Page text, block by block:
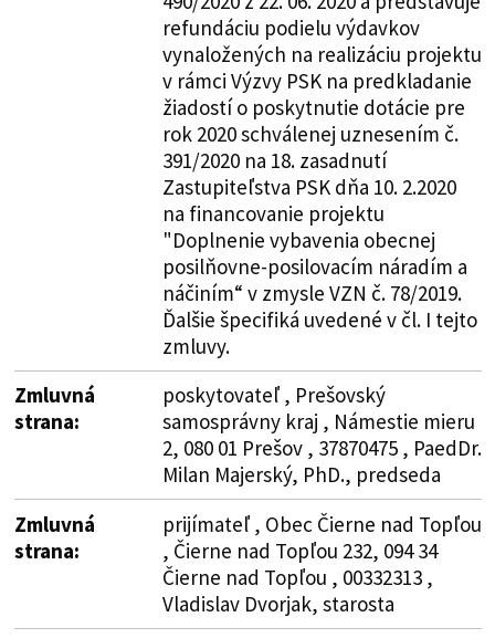
refundáciu podielu výdavkov
vynaložených na realizáciu projektu
v rámci Výzvy PSK na predkladanie
žiadostí o poskytnutie dotácie pre
rok 2020 schválenej uznesením č.
391/2020 na 18. zasadnutí
Zastupiteľstva PSK dňa 10. 2.2020
na financovanie projektu
"Doplnenie vybavenia obecnej
posilňovne-posilovacím náradím a
náčiním“ v zmysle VZN č. 78/2019.
Ďalšie špecifiká uvedené v čl. I tejto
zmluvy.
Zmluvná
strana:
poskytovateľ , Prešovský
samosprávny kraj , Námestie mieru
2, 080 01 Prešov , 37870475 , PaedDr.
Milan Majerský, PhD., predseda
Zmluvná
strana:
prijímateľ , Obec Čierne nad Topľou
, Čierne nad Topľou 232, 094 34
Čierne nad Topľou , 00332313 ,
Vladislav Dvorjak, starosta